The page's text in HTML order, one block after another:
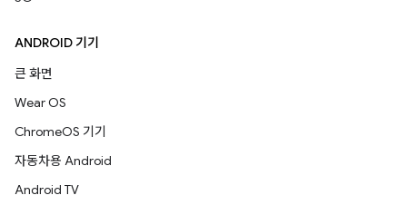
ANDROID 기기
큰 화면
Wear OS
ChromeOS 기기
자동차용 Android
Android TV